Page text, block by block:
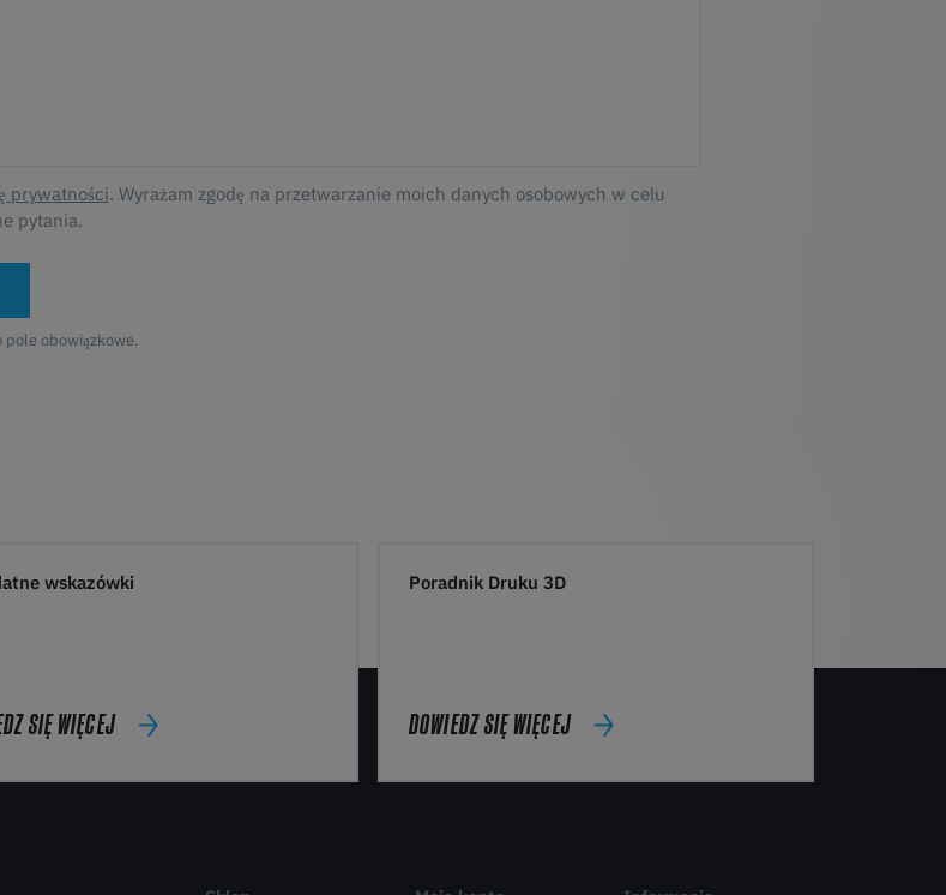
prywatności. Wyrażam zgodę na przetwarzanie moich danych osobowych w celu
pytania.
pole obowiązkowe.
wskazówki
SIĘ WIĘCEJ
Poradnik Druku 3D
DOWIEDZ SIĘ WIĘCEJ